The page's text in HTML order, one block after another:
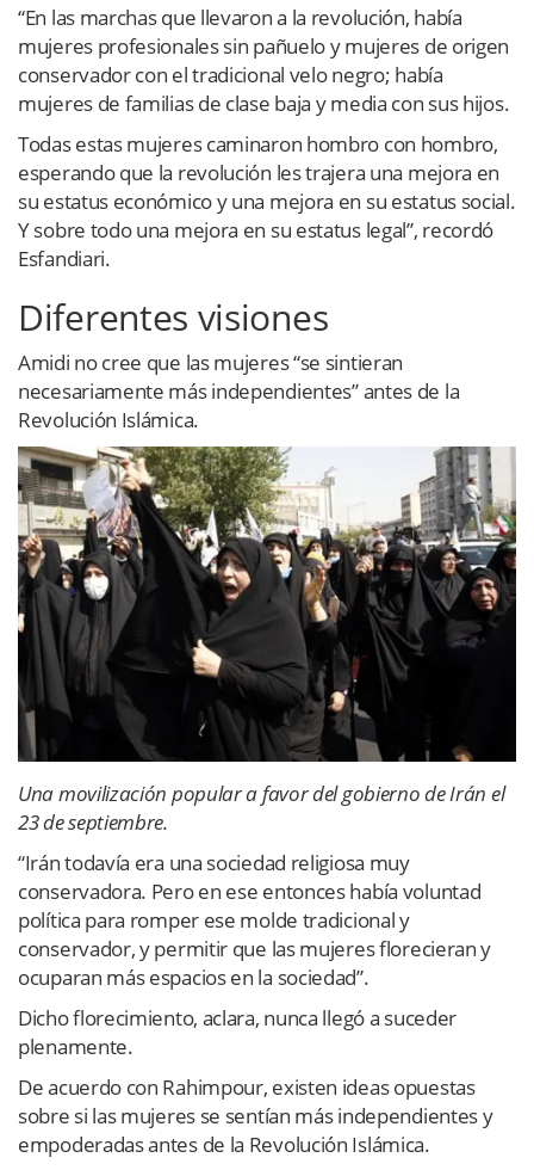
“En las marchas que llevaron a la revolución, había
mujeres profesionales sin pañuelo y mujeres de origen
conservador con el tradicional velo negro; había
mujeres de familias de clase baja y media con sus hijos.
Todas estas mujeres caminaron hombro con hombro,
esperando que la revolución les trajera una mejora en
su estatus económico y una mejora en su estatus social.
Y sobre todo una mejora en su estatus legal”, recordó
Esfandiari.
Diferentes visiones
Amidi no cree que las mujeres “se sintieran
necesariamente más independientes” antes de la
Revolución Islámica.
Una movilización popular a favor del gobierno de Irán el
23 de septiembre.
“Irán todavía era una sociedad religiosa muy
conservadora. Pero en ese entonces había voluntad
política para romper ese molde tradicional y
conservador, y permitir que las mujeres florecieran y
ocuparan más espacios en la sociedad”.
Dicho florecimiento, aclara, nunca llegó a suceder
plenamente.
De acuerdo con Rahimpour, existen ideas opuestas
sobre si las mujeres se sentían más independientes y
empoderadas antes de la Revolución Islámica.